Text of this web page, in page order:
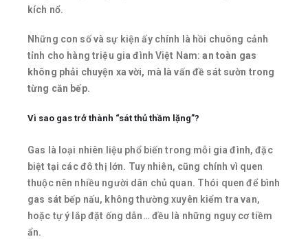
kích nổ.
Những con số và sự kiện ấy chính là hồi chuông cảnh
tỉnh cho hàng triệu gia đình Việt Nam:an toàn gas
không phải chuyện xa vời, mà là vấn đề sát sườn trong
từng căn bếp.
Vì sao gas trở thành “sát thủ thầm lặng”?
Gas là loại nhiên liệu phổ biến trong mỗi gia đình, đặc
biệt tại các đô thị lớn. Tuy nhiên, cũng chính vì quen
thuộc nên nhiều người dân chủ quan. Thói quen để bình
gas sát bếp nấu, không thường xuyên kiểm tra van,
hoặc tự ý lắp đặt ống dẫn… đều là những nguy cơ tiềm
ẩn.